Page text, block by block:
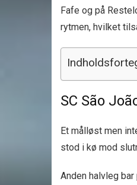
Fafe og på
rytmen, hvilket
SC São
Et målløst men
stod i kø mod
Anden halvleg